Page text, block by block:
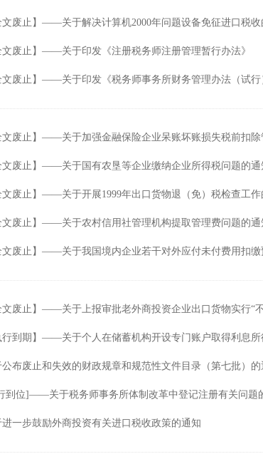
文废止】——关于解决计算机2000年问题设备免征进口税收
文废止】——关于印发《注册税务师注册管理暂行办法》
文废止】——关于印发《税务师事务所财务管理办法（试
文废止】——关于加强金融保险企业呆账坏账损失税前扣除
文废止】——关于国有农垦等企业缴纳企业所得税问题的通
文废止】——关于开展1999年出口货物退（免）税检查工作
文废止】——关于农村信用社管理机构提取管理费问题的通
文废止】——关于我国境内企业若干对外应付未付费用扣
文废止】——关于上报审批老外商投资企业出口货物实行“
行到期】——关于个人在储蓄机构开设专门账户取得利息
公布废止和失效的财政规章和规范性文件目录（第七批）的
到位]——关于税务师事务所体制改革中登记注册有关问题
进一步鼓励外商投资有关进口税收政策的通知